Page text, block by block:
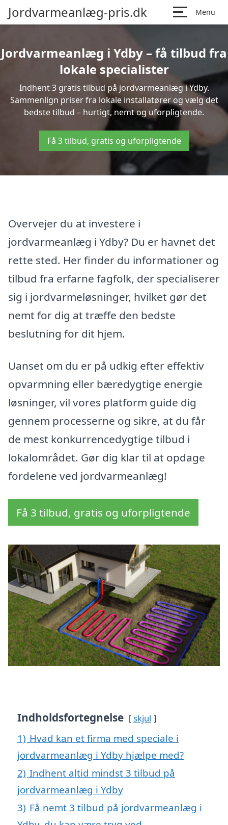
Jordvarmeanlæg-pris.dk Menu
Jordvarmeanlæg i Ydby – få tilbud fra
lokale specialister
Indhent 3 gratis tilbud på jordvarmeanlæg i Ydby.
Sammenlign priser fra lokale installatører og vælg det
bedste tilbud – hurtigt, nemt og uforpligtende.
Få 3 tilbud, gratis og uforpligtende
Overvejer du at investere i
jordvarmeanlæg i Ydby? Du er havnet det
rette sted. Her finder du informationer og
tilbud fra erfarne fagfolk, der specialiserer
sig i jordvarmeløsninger, hvilket gør det
nemt for dig at træffe den bedste
beslutning for dit hjem.
Uanset om du er på udkig efter effektiv
opvarmning eller bæredygtige energie
løsninger, vil vores platform guide dig
gennem processerne og sikre, at du får
de mest konkurrencedygtige tilbud i
lokalområdet. Gør dig klar til at opdage
fordelene ved jordvarmeanlæg!
Få 3 tilbud, gratis og uforpligtende
Indholdsfortegnelse skjul
1) Hvad kan et firma med speciale i
jordvarmeanlæg i Ydby hjælpe med?
2) Indhent altid mindst 3 tilbud på
jordvarmeanlæg i Ydby
3) Få nemt 3 tilbud på jordvarmeanlæg i